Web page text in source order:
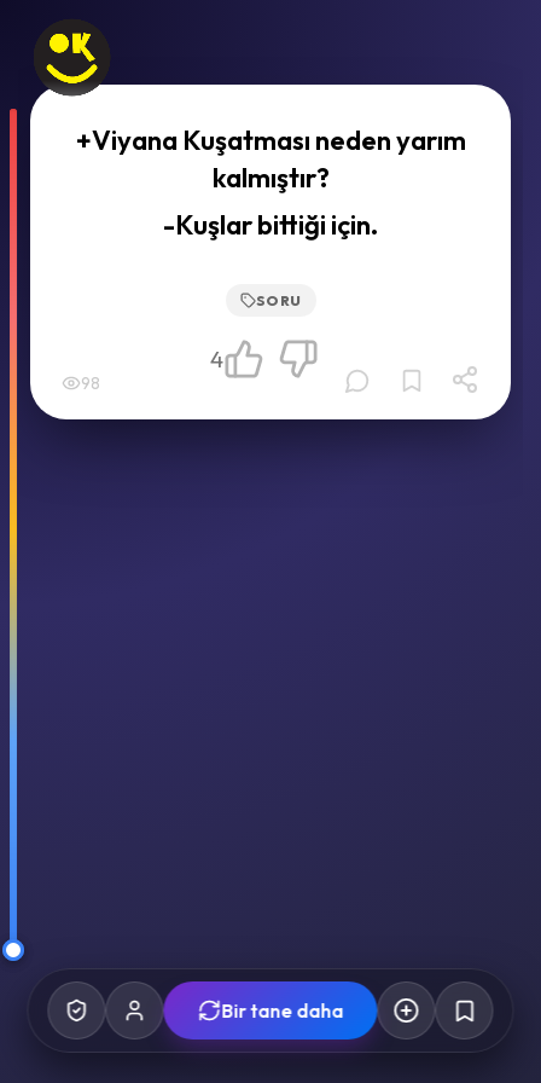
+Viyana Kuşatması neden yarım
kalmıştır?
-Kuşlar bittiği için.
SORU
98
4
Bir tane daha